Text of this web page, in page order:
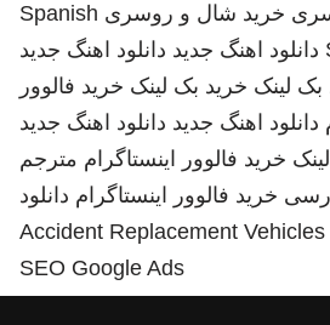
خرید شال و روسری Spanish
دانلود اهنگ جدید دانلود اهنگ جدید
بک لینک خرید بک لینک خرید فالوور
دانلود اهنگ جدید دانلود اهنگ جدید
خرید فالوور اینستاگرام مترجم
خرید فالوور اینستاگرام دانلود
Accident Replacement Vehicles
SEO Google Ads